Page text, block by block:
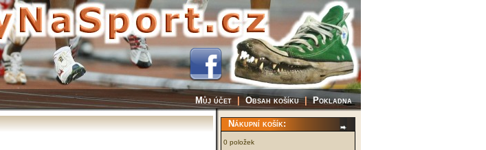
Můj účet |Obsah košíku|Pokladna
Nákupní košík:
0 položek